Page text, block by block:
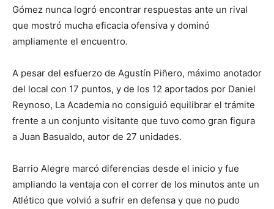
Gómez nunca logró encontrar respuestas ante un rival
que mostró mucha eficacia ofensiva y dominó
ampliamente el encuentro.
A pesar del esfuerzo de Agustín Piñero, máximo anotador
del local con 17 puntos, y de los 12 aportados por Daniel
Reynoso, La Academia no consiguió equilibrar el trámite
frente a un conjunto visitante que tuvo como gran figura
a Juan Basualdo, autor de 27 unidades.
Barrio Alegre marcó diferencias desde el inicio y fue
ampliando la ventaja con el correr de los minutos ante un
Atlético que volvió a sufrir en defensa y que no pudo